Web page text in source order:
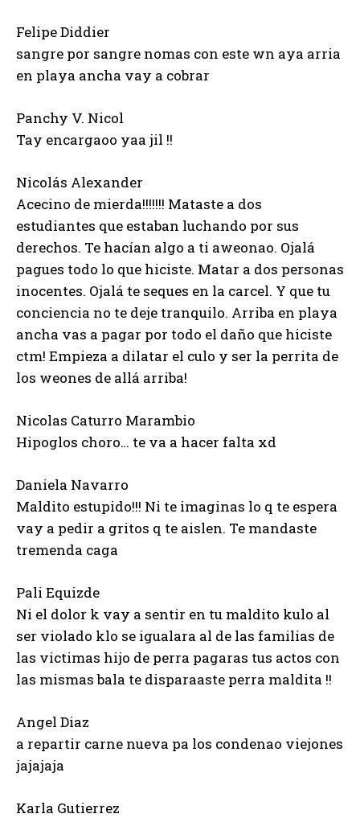
Felipe Diddier
sangre por sangre nomas con este wn aya arria
en playa ancha vay a cobrar
Panchy V. Nicol
Tay encargaoo yaa jil !!
Nicolás Alexander
Acecino de mierda!!!!!!! Mataste a dos
estudiantes que estaban luchando por sus
derechos. Te hacían algo a ti aweonao. Ojalá
pagues todo lo que hiciste. Matar a dos personas
inocentes. Ojalá te seques en la carcel. Y que tu
conciencia no te deje tranquilo. Arriba en playa
ancha vas a pagar por todo el daño que hiciste
ctm! Empieza a dilatar el culo y ser la perrita de
los weones de allá arriba!
Nicolas Caturro Marambio
Hipoglos choro… te va a hacer falta xd
Daniela Navarro
Maldito estupido!!! Ni te imaginas lo q te espera
vay a pedir a gritos q te aislen. Te mandaste
tremenda caga
Pali Equizde
Ni el dolor k vay a sentir en tu maldito kulo al
ser violado klo se igualara al de las familias de
las victimas hijo de perra pagaras tus actos con
las mismas bala te disparaaste perra maldita !!
Angel Diaz
a repartir carne nueva pa los condenao viejones
jajajaja
Karla Gutierrez